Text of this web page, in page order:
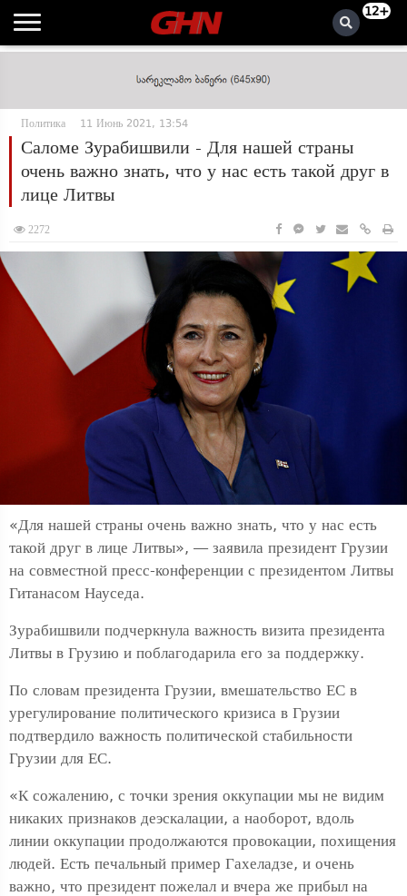
12+
Политика 11 Июнь 2021, 13:54
Саломе Зурабишвили - Для нашей страны
очень важно знать, что у нас есть такой друг в
лице Литвы
2272
«Для нашей страны очень важно знать, что у нас есть
такой друг в лице Литвы», — заявила президент Грузии
на совместной пресс-конференции с президентом Литвы
Гитанасом Науседа.
Зурабишвили подчеркнула важность визита президента
Литвы в Грузию и поблагодарила его за поддержку.
По словам президента Грузии, вмешательство ЕС в
урегулирование политического кризиса в Грузии
подтвердило важность политической стабильности
Грузии для ЕС.
«К сожалению, с точки зрения оккупации мы не видим
никаких признаков деэскалации, а наоборот, вдоль
линии оккупации продолжаются провокации, похищения
людей. Есть печальный пример Гахеладзе, и очень
важно, что президент пожелал и вчера же прибыл на